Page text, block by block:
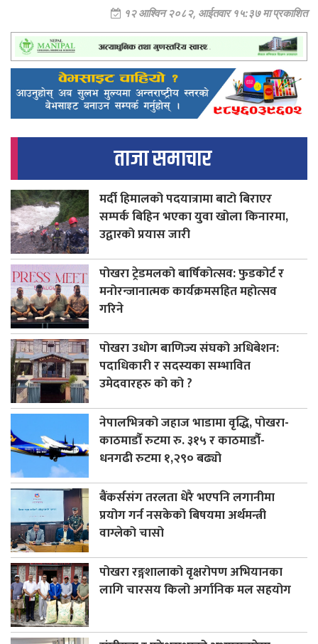
१२ आश्विन २०८२, आईतवार १५:३७ मा प्रकाशित
ताजा समाचार
मर्दी हिमालको पदयात्रामा बाटो बिराएर
सम्पर्क बिहिन भएका युवा खोला किनारमा,
उद्वारको प्रयास जारी
पोखरा ट्रेडमलको बार्षिकोत्सव: फुडकोर्ट र
मनोरन्जानात्मक कार्यक्रमसहित महोत्सव
गरिने
पोखरा उधोग बाणिज्य संघको अधिबेशन:
पदाधिकारी र सदस्यका सम्भावित
उमेदवारहरु को को ?
नेपालभित्रको जहाज भाडामा वृद्धि, पोखरा-
काठमाडौँ रुटमा रु. ३१५ र काठमाडौँ-
धनगढी रुटमा १,२९० बढ्यो
बैंकर्ससंग तरलता धेरै भएपनि लगानीमा
प्रयोग गर्न नसकेको बिषयमा अर्थमन्त्री
वाग्लेको चासो
पोखरा रङ्गशालाको वृक्षरोपण अभियानका
लागि चारसय किलो अर्गानिक मल सहयोग